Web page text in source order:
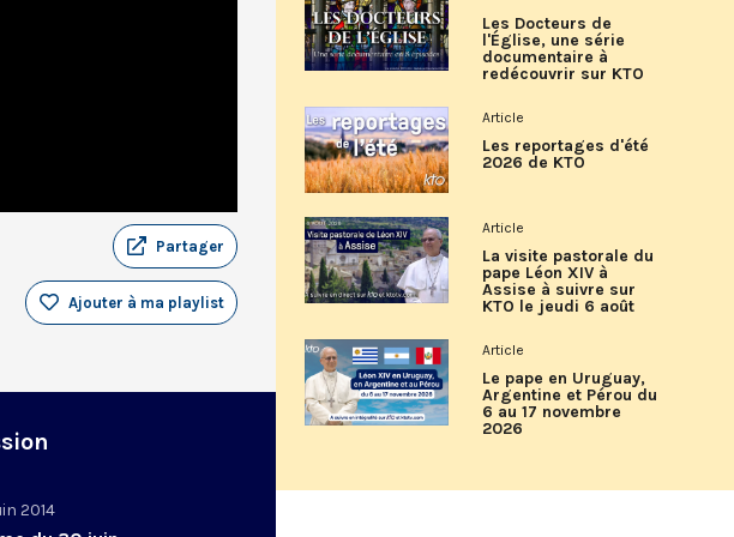
Partager
Ajouter à ma playlist
2014
Les Docteurs de
l'Église, une série
documentaire à
redécouvrir sur KTO
Article
Les reportages d'été
2026 de KTO
Article
La visite pastorale du
pape Léon XIV à
Assise à suivre sur
KTO le jeudi 6 août
Article
Le pape en Uruguay,
Argentine et Pérou du
6 au 17 novembre
2026